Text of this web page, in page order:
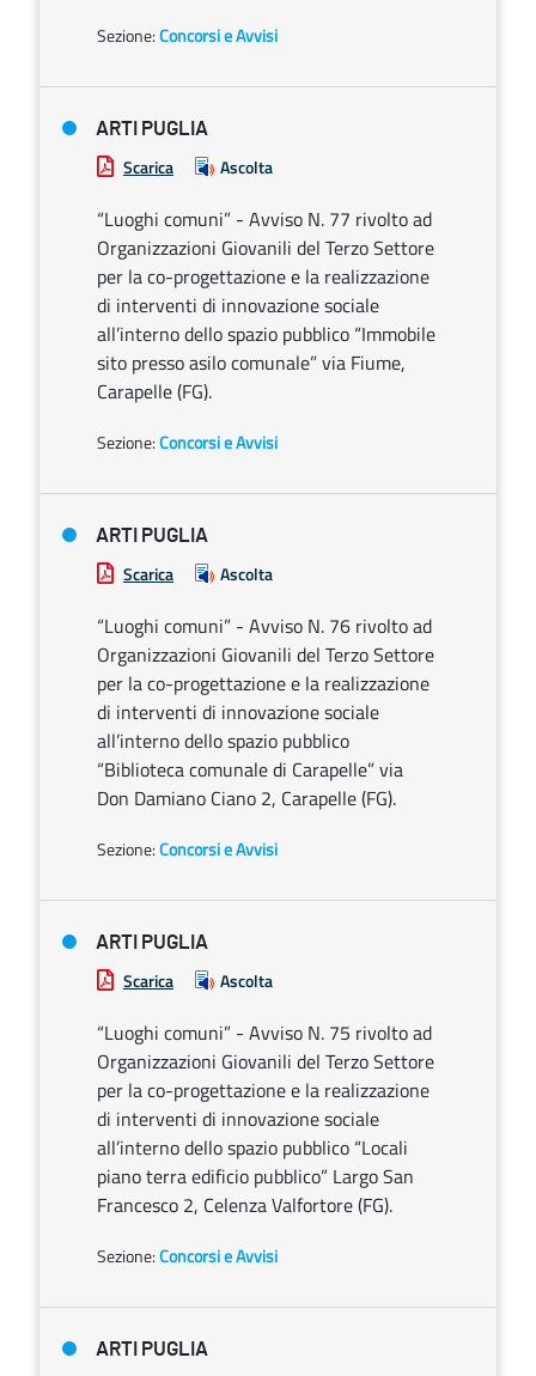
Sezione:Concorsi e Avvisi
ARTI PUGLIA
Scarica Ascolta
“Luoghi comuni” - Avviso N. 77 rivolto ad
Organizzazioni Giovanili del Terzo Settore
per la co-progettazione e la realizzazione
di interventi di innovazione sociale
all’interno dello spazio pubblico “Immobile
sito presso asilo comunale” via Fiume,
Carapelle (FG).
Sezione:Concorsi e Avvisi
ARTI PUGLIA
Scarica Ascolta
“Luoghi comuni” - Avviso N. 76 rivolto ad
Organizzazioni Giovanili del Terzo Settore
per la co-progettazione e la realizzazione
di interventi di innovazione sociale
all’interno dello spazio pubblico
“Biblioteca comunale di Carapelle” via
Don Damiano Ciano 2, Carapelle (FG).
Sezione:Concorsi e Avvisi
ARTI PUGLIA
Scarica Ascolta
“Luoghi comuni” - Avviso N. 75 rivolto ad
Organizzazioni Giovanili del Terzo Settore
per la co-progettazione e la realizzazione
di interventi di innovazione sociale
all’interno dello spazio pubblico “Locali
piano terra edificio pubblico” Largo San
Francesco 2, Celenza Valfortore (FG).
Sezione:Concorsi e Avvisi
ARTI PUGLIA